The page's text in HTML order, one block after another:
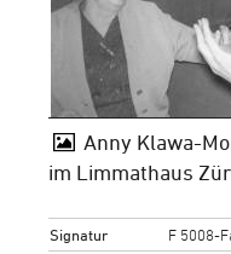
Anny Klawa-
im Limmathaus
Signatur
F 5008-